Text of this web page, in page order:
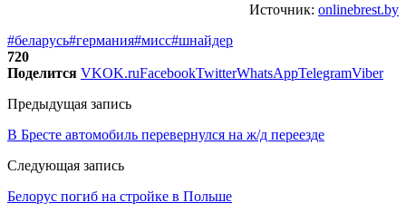
Источник: onlinebrest.by
#беларусь#германия#мисс#шнайдер
720
Поделится VKOK.ruFacebookTwitterWhatsAppTelegramViber
Предыдущая запись
В Бресте автомобиль перевернулся на ж/д переезде
Следующая запись
Белорус погиб на стройке в Польше